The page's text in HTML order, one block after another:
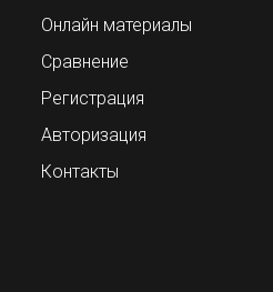
Онлайн материалы
Сравнение
Регистрация
Авторизация
Контакты